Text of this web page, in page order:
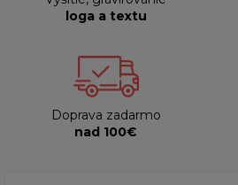
loga a textu
Doprava zadarmo
nad 100€